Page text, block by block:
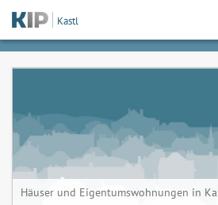
Kastl
Häuser und Eigentumswohnungen in